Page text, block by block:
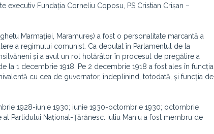
executiv Fundația Corneliu Coposu, PS Cristian Crișan –
Marmației, Maramureș) a fost o personalitate marcantă a
a regimului comunist. Ca deputat în Parlamentul de la
și a avut un rol hotărâtor în procesul de pregătire a
la 1 decembrie 1918. Pe 2 decembrie 1918 a fost ales în funcția
cu cea de guvernator, îndeplinind, totodată, și funcția de
1928-iunie 1930; iunie 1930-octombrie 1930; octombrie
Partidului Național-Țărănesc. Iuliu Maniu a fost membru de